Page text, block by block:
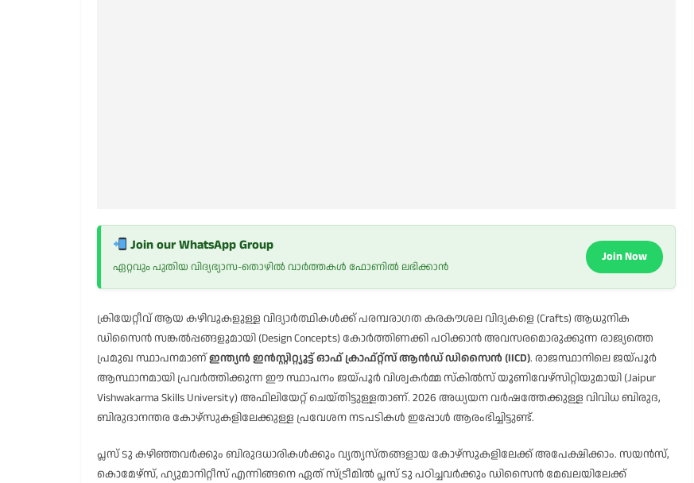
Join our WhatsApp Group
ഏറ്റവും പുതിയ വിദ്യഭ്യാസ-തൊഴിൽ വാർത്തകൾ ഫോണിൽ ലഭിക്കാൻ
Join Now
ക്രിയേറ്റീവ് ആയ കഴിവുകളുള്ള വിദ്യാർത്ഥികൾക്ക് പരമ്പരാഗത കരകൗശല വിദ്യകളെ (Crafts) ആധുനിക
ഡിസൈൻ സങ്കൽപ്പങ്ങളുമായി (Design Concepts) കോർത്തിണക്കി പഠിക്കാൻ അവസരമൊരുക്കുന്ന രാജ്യത്തെ
പ്രമുഖ സ്ഥാപനമാണ്ഇന്ത്യൻ ഇൻസ്റ്റിറ്റ്യൂട്ട് ഓഫ് ക്രാഫ്റ്റ്സ് ആൻഡ് ഡിസൈൻ (IICD). രാജസ്ഥാനിലെ ജയ്പൂർ
ആസ്ഥാനമായി പ്രവർത്തിക്കുന്ന ഈ സ്ഥാപനം ജയ്പൂർ വിശ്വകർമ്മ സ്കിൽസ് യൂണിവേഴ്സിറ്റിയുമായി (Jaipur
Vishwakarma Skills University) അഫിലിയേറ്റ് ചെയ്തിട്ടുള്ളതാണ്. 2026 അധ്യയന വർഷത്തേക്കുള്ള വിവിധ ബിരുദ,
ബിരുദാനന്തര കോഴ്സുകളിലേക്കുള്ള പ്രവേശന നടപടികൾ ഇപ്പോൾ ആരംഭിച്ചിട്ടുണ്ട്.
പ്ലസ് ടു കഴിഞ്ഞവർക്കും ബിരുദധാരികൾക്കും വ്യത്യസ്തങ്ങളായ കോഴ്സുകളിലേക്ക് അപേക്ഷിക്കാം. സയൻസ്,
കൊമേഴ്സ്, ഹ്യുമാനിറ്റീസ് എന്നിങ്ങനെ ഏത് സ്ട്രീമിൽ പ്ലസ് ടു പഠിച്ചവർക്കും ഡിസൈൻ മേഖലയിലേക്ക്